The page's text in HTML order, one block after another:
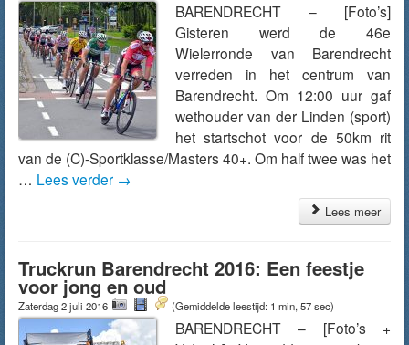
BARENDRECHT – [Foto’s]
Gisteren werd de 46e
Wielerronde van Barendrecht
verreden in het centrum van
Barendrecht. Om 12:00 uur gaf
wethouder van der Linden (sport)
het startschot voor de 50km rit
van de (C)-Sportklasse/Masters 40+. Om half twee was het
… Lees verder →
Lees meer
Truckrun Barendrecht 2016: Een feestje
voor jong en oud
Zaterdag 2 juli 2016 (Gemiddelde leestijd: 1 min, 57 sec)
BARENDRECHT – [Foto’s +